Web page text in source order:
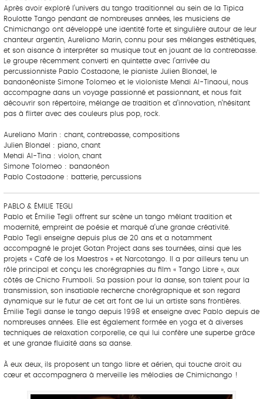
Après avoir exploré l’univers du tango traditionnel au sein de la Tipica
Roulotte Tango pendant de nombreuses années, les musiciens de
Chimichango ont développé une identité forte et singulière autour de leur
chanteur argentin, Aureliano Marin, connu pour ses mélanges esthétiques,
et son aisance à interpréter sa musique tout en jouant de la contrebasse.
Le groupe récemment converti en quintette avec l’arrivée du
percussionniste Pablo Costadone, le pianiste Julien Blondel, le
bandonéoniste Simone Tolomeo et le violoniste Mehdi Al-Tinaoui, nous
accompagne dans un voyage passionné et passionnant, et nous fait
découvrir son répertoire, mélange de tradition et d’innovation, n’hésitant
pas à flirter avec des couleurs plus pop, rock.
Aureliano Marin : chant, contrebasse, compositions
Julien Blondel : piano, chant
Mehdi Al-Tina : violon, chant
Simone Tolomeo : bandonéon
Pablo Costadone : batterie, percussions
PABLO & ÉMILIE TEGLI
Pablo et Émilie Tegli offrent sur scène un tango mêlant tradition et
modernité, empreint de poésie et marqué d’une grande créativité.
Pablo Tegli enseigne depuis plus de 20 ans et a notamment
accompagné le projet Gotan Project dans ses tournées, ainsi que les
projets « Café de los Maestros » et Narcotango. Il a par ailleurs tenu un
rôle principal et conçu les chorégraphies du film « Tango Libre », aux
côtés de Chicho Frumboli. Sa passion pour la danse, son talent pour la
transmission, son insatiable recherche chorégraphique et son regard
dynamique sur le futur de cet art font de lui un artiste sans frontières.
Émilie Tegli danse le tango depuis 1998 et enseigne avec Pablo depuis de
nombreuses années. Elle est également formée en yoga et à diverses
techniques de relaxation corporelle, ce qui lui confère une superbe grâce
et une grande fluidité dans sa danse.
À eux deux, ils proposent un tango libre et aérien, qui touche droit au
cœur et accompagnera à merveille les mélodies de Chimichango !